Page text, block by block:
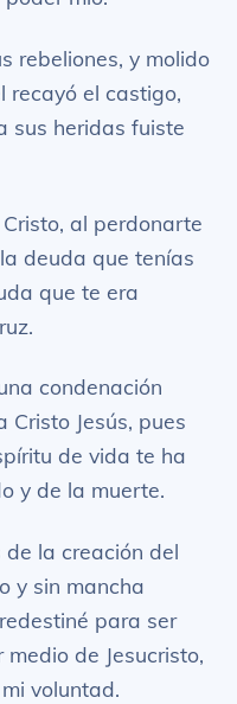
rebeliones, y molido
recayó el castigo,
sus heridas fuiste
al perdonarte
deuda que tenías
que te era
condenación
Jesús, pues
de vida te ha
y de la muerte.
de la creación del
y sin mancha
para ser
de Jesucristo,
voluntad.